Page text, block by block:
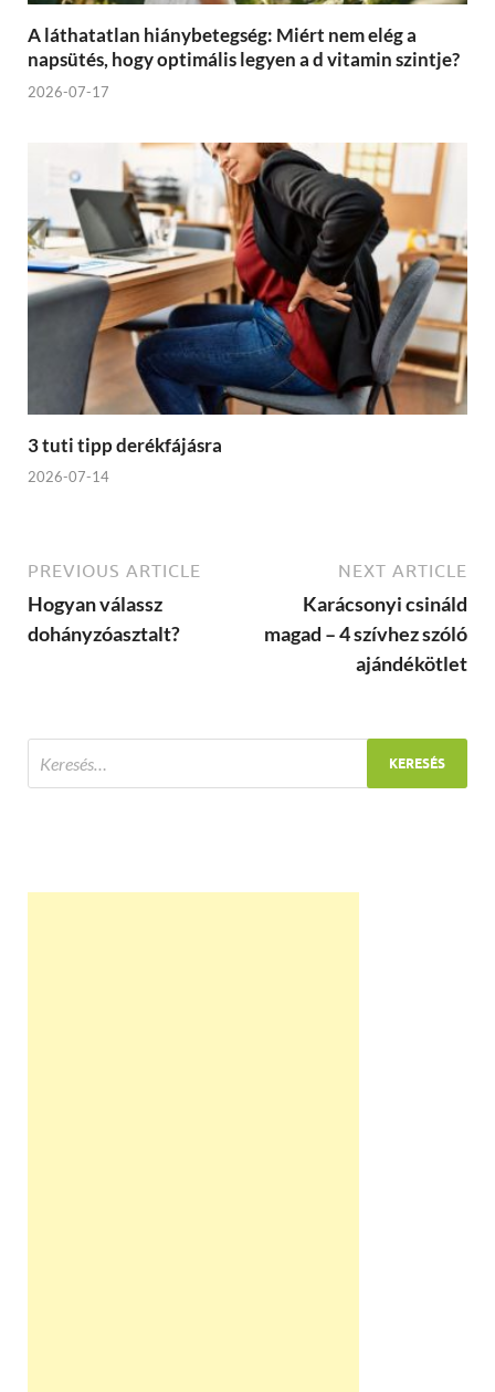
A láthatatlan hiánybetegség: Miért nem elég a
napsütés, hogy optimális legyen a d vitamin szintje?
2026-07-17
3 tuti tipp derékfájásra
2026-07-14
PREVIOUS ARTICLE
Hogyan válassz
dohányzóasztalt?
NEXT ARTICLE
Karácsonyi csináld
magad – 4 szívhez szóló
ajándékötlet